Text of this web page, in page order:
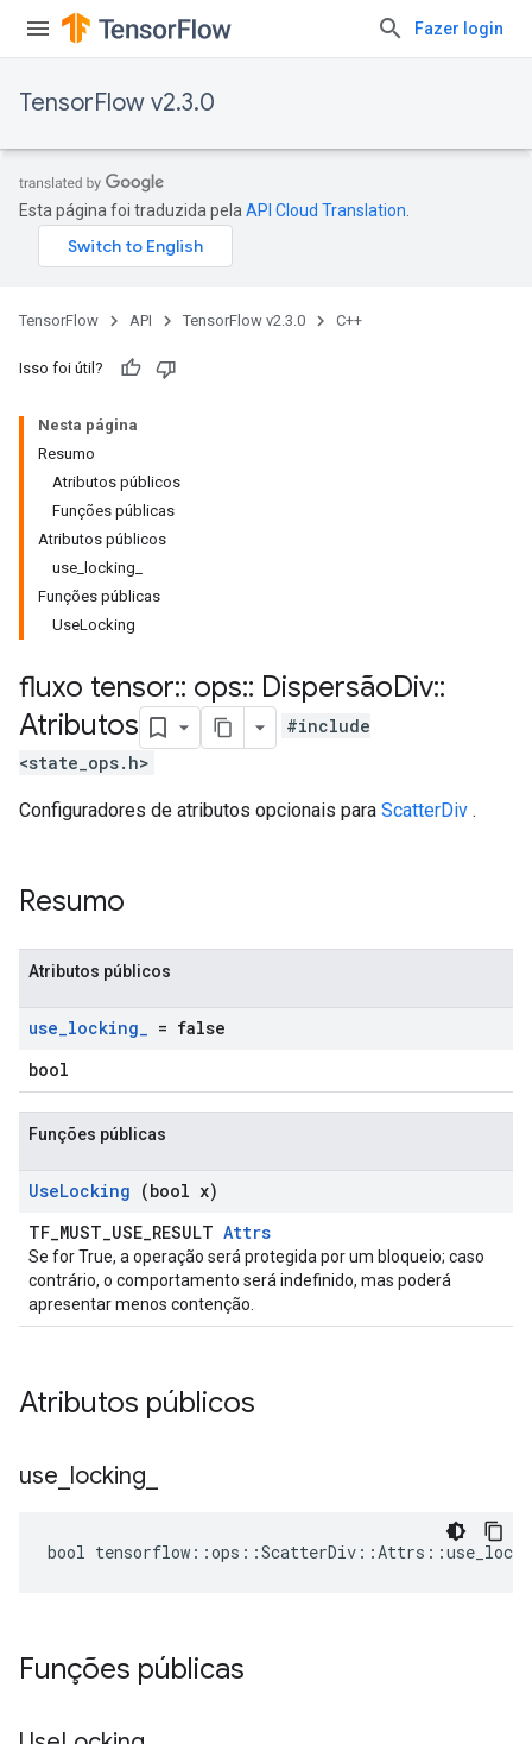
Fazer login
TensorFlow v2.3.0
Esta página foi traduzida pela API Cloud Translation
TensorFlow API TensorFlow v2.3.0 C++
Isso foi útil?
Nesta página
Resumo
Atributos públicos
Funções públicas
Atributos públicos
use_locking_
Funções públicas
UseLocking
fluxo tensor:: ops:: DispersãoDiv::
Atributos
#include
<state_ops.h>
Configuradores de atributos opcionais para ScatterDiv .
Resumo
Atributos públicos
use_locking_ = false
bool
Funções públicas
UseLocking (bool x)
TF_MUST_USE_RESULT Attrs
Se for True, a operação será protegida por um bloqueio; caso
contrário, o comportamento será indefinido, mas poderá
apresentar menos contenção.
Atributos públicos
use locking
bool
Funções públicas